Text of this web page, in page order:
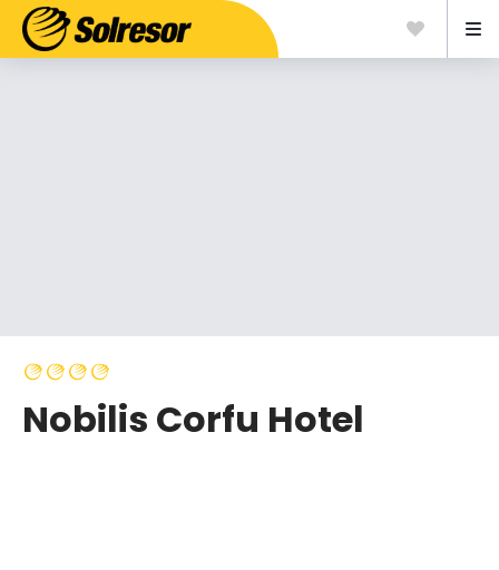
Nobilis Corfu Hotel